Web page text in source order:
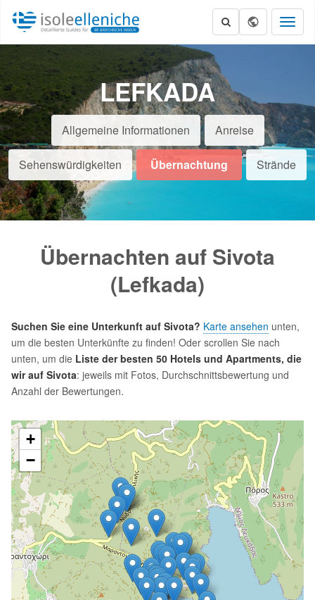
LEFKADA
Allgemeine Informationen Anreise
Sehenswürdigkeiten Übernachtung Strände
Übernachten auf Sivota
(Lefkada)
Suchen Sie eine Unterkunft auf Sivota? Karte ansehen unten,
um die besten Unterkünfte zu finden! Oder scrollen Sie nach
unten, um die Liste der besten 50 Hotels und Apartments, die
wir auf Sivota: jeweils mit Fotos, Durchschnittsbewertung und
Anzahl der Bewertungen.
+
−